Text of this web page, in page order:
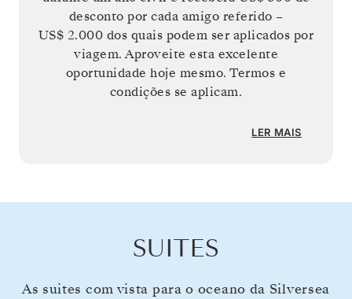
desconto por cada amigo referido –
US$ 2.000 dos quais podem ser aplicados por
viagem. Aproveite esta excelente
oportunidade hoje mesmo. Termos e
condições se aplicam.
LER MAIS
SUITES
As suites com vista para o oceano da Silversea